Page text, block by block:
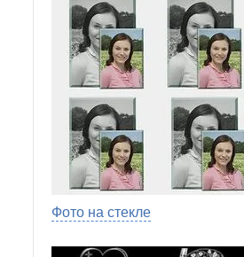
Фото на стекле